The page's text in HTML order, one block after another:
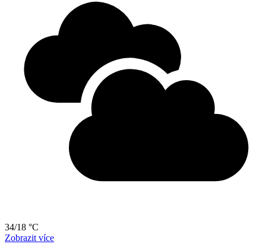
34/18 °C
Zobrazit více